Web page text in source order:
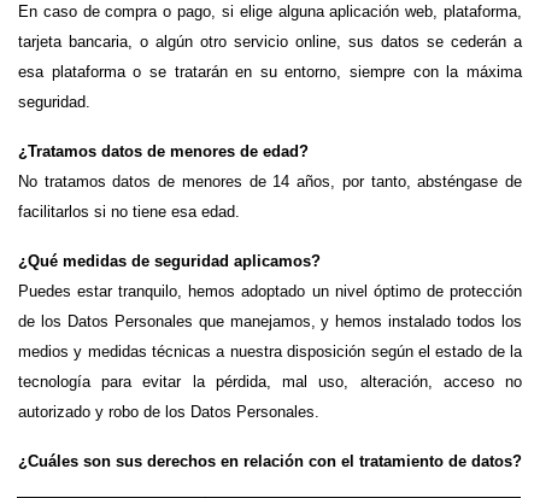
En caso de compra o pago, si elige alguna aplicación web, plataforma,
tarjeta bancaria, o algún otro servicio online, sus datos se cederán a
esa plataforma o se tratarán en su entorno, siempre con la máxima
seguridad.
¿Tratamos datos de menores de edad?
No tratamos datos de menores de 14 años, por tanto, absténgase de
facilitarlos si no tiene esa edad.
¿Qué medidas de seguridad aplicamos?
Puedes estar tranquilo, hemos adoptado un nivel óptimo de protección
de los Datos Personales que manejamos, y hemos instalado todos los
medios y medidas técnicas a nuestra disposición según el estado de la
tecnología para evitar la pérdida, mal uso, alteración, acceso no
autorizado y robo de los Datos Personales.
¿Cuáles son sus derechos en relación con el tratamiento de datos?